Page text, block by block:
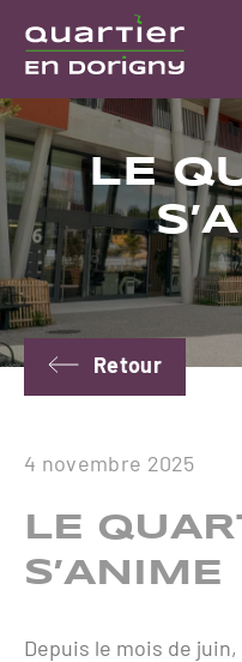
Retour
LE
4 novembre 2025
LE
S’ANIME
Depuis le mois de